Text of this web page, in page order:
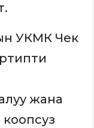
УКМК Чек
жана
коопсуз